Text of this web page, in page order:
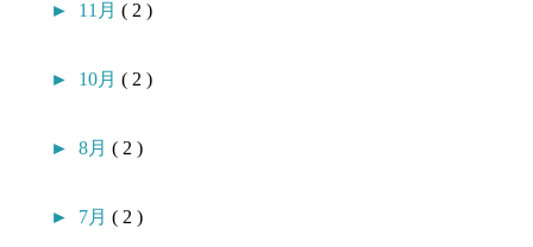
► 11月( 2 )
► 10月( 2 )
►8月( 2 )
► 7月( 2 )